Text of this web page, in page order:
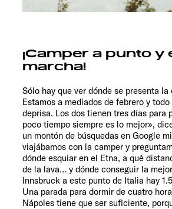
¡Camper a punto y
marcha!
Sólo hay que ver dónde se presenta
Estamos a mediados de febrero y
deprisa. Los dos tienen tres días para
poco tiempo siempre es lo mejor»,
un montón de búsquedas en Google
viajábamos con la camper y
dónde esquiar en el Etna, a qué
de la lava… y dónde conseguir la
Innsbruck a este punto de Italia hay
Una parada para dormir de cuatro
Nápoles tiene que ser suficiente,